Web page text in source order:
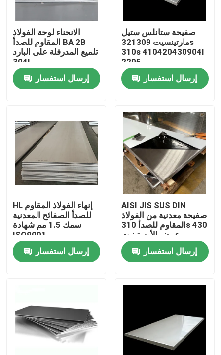
منزل
إتصال
المنتجات
لفائف الفولاذ المقاوم للصدأ TISCO
لوحة معدنية من الفولاذ المقاوم للصدأ
ورقة لوحة الكربون الصلب
أنابيب الصلب SS
الانحناء لوحة الفولاذ
المقاوم للصدأ BA 2B
تلميع المدرفلة على البارد
304l
إرسال استفسار
صفيحة ستانلس ستيل
مارتينسيت 321309s
310s 410420430904l
2205
إرسال استفسار
HL إنهاء الفولاذ المقاوم
للصدأ الصفائح المعدنية
سمك 1.5 مم شهادة
ISO9001
إرسال استفسار
AISI JIS SUS DIN
صفيحة معدنية من الفولاذ
المقاوم للصدأ 310s 430
عرض الأوستينيت
إرسال استفسار